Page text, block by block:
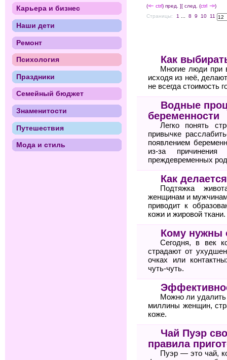
(<-- ctrl) пред. ][ след. (ctrl --> )
Страницы:
1 8 9 10 11
Как
Многие люди при
исходя из неё,
не всегда стоимость
Водные
беременности
Легко понять
привычке
появлением
из-за
преждевременных
Как
Подтяжка
женщинам и
приводит к
кожи и жировой ткани.
Кому нужны
Сегодня, в век
страдают от
очках или
чуть-чуть.
Можно ли удалить
миллины женщин,
коже.
Чай Пуэр
правила
Пуэр — это чай,
Карьера и бизнес
Наши дети
Ремонт
Психология
Праздники
Семейный бюджет
Знаменитости
Путешествия
Мода и стиль